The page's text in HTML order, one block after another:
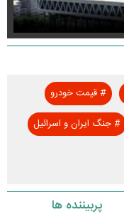
#قیمت خودرو
#جنگ ایران و اسرائیل
پربیننده ها